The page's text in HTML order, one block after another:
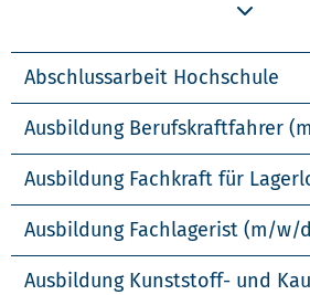
Abschlussarbeit Hochschule
Ausbildung Berufskraftfahrer
Ausbildung Fachkraft für
Ausbildung Fachlagerist (m/w/
Ausbildung Kunststoff- und